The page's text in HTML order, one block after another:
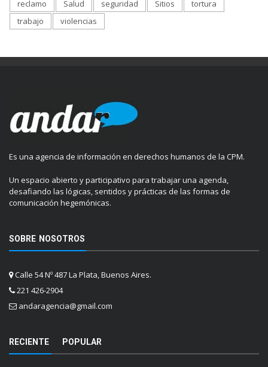
reclamo
Salud seguridad Sitios
tortura
trabajo
violencias
Es una agencia de información en derechos humanos de la CPM.
Un espacio abierto y participativo para trabajar una agenda,
desafiando las lógicas, sentidos y prácticas de las formas de
comunicación hegemónicas.
SOBRE NOSOTROS
Calle 54 Nº 487 La Plata, Buenos Aires.
221 426-2904
andaragencia@gmail.com
RECIENTE POPULAR